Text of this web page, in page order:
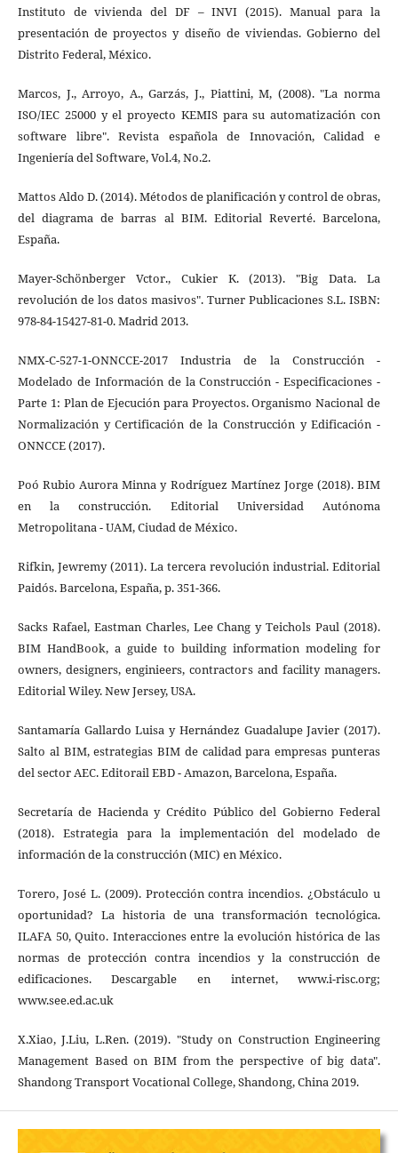
Instituto de vivienda del DF – INVI (2015). Manual para la
presentación de proyectos y diseño de viviendas. Gobierno del
Distrito Federal, México.
Marcos, J., Arroyo, A., Garzás, J., Piattini, M, (2008). "La norma
ISO/IEC 25000 y el proyecto KEMIS para su automatización con
software libre". Revista española de Innovación, Calidad e
Ingeniería del Software, Vol.4, No.2.
Mattos Aldo D. (2014). Métodos de planificación y control de obras,
del diagrama de barras al BIM. Editorial Reverté. Barcelona,
España.
Mayer-Schönberger Vctor., Cukier K. (2013). "Big Data. La
revolución de los datos masivos". Turner Publicaciones S.L. ISBN:
978-84-15427-81-0. Madrid 2013.
NMX-C-527-1-ONNCCE-2017 Industria de la Construcción -
Modelado de Información de la Construcción - Especificaciones -
Parte 1: Plan de Ejecución para Proyectos. Organismo Nacional de
Normalización y Certificación de la Construcción y Edificación -
ONNCCE (2017).
Poó Rubio Aurora Minna y Rodríguez Martínez Jorge (2018). BIM
en la construcción. Editorial Universidad Autónoma
Metropolitana - UAM, Ciudad de México.
Rifkin, Jewremy (2011). La tercera revolución industrial. Editorial
Paidós. Barcelona, España, p. 351-366.
Sacks Rafael, Eastman Charles, Lee Chang y Teichols Paul (2018).
BIM HandBook, a guide to building information modeling for
owners, designers, enginieers, contractors and facility managers.
Editorial Wiley. New Jersey, USA.
Santamaría Gallardo Luisa y Hernández Guadalupe Javier (2017).
Salto al BIM, estrategias BIM de calidad para empresas punteras
del sector AEC. Editorail EBD - Amazon, Barcelona, España.
Secretaría de Hacienda y Crédito Público del Gobierno Federal
(2018). Estrategia para la implementación del modelado de
información de la construcción (MIC) en México.
Torero, José L. (2009). Protección contra incendios. ¿Obstáculo u
oportunidad? La historia de una transformación tecnológica.
ILAFA 50, Quito. Interacciones entre la evolución histórica de las
normas de protección contra incendios y la construcción de
edificaciones. Descargable en internet, www.i-risc.org;
www.see.ed.ac.uk
X.Xiao, J.Liu, L.Ren. (2019). "Study on Construction Engineering
Management Based on BIM from the perspective of big data".
Shandong Transport Vocational College, Shandong, China 2019.